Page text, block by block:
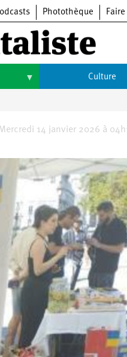
Photothèque
Culture
Arts
Expositions
Livres
Musique
14 janvier 2026 à